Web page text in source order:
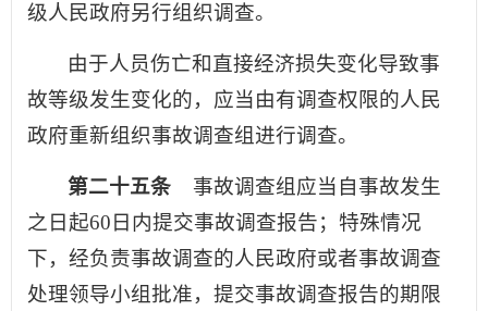
级人民政府另行组织调查。
由于人员伤亡和直接经济损失变化导致事
故等级发生变化的，应当由有调查权限的人民
政府重新组织事故调查组进行调查。
第二十五条 事故调查组应当自事故发生
之日起60日内提交事故调查报告；特殊情况
下，经负责事故调查的人民政府或者事故调查
处理领导小组批准，提交事故调查报告的期限